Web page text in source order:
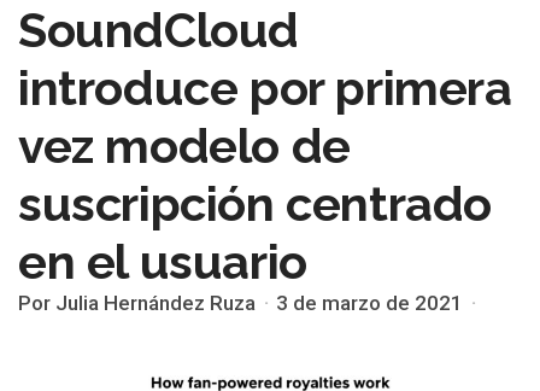
SoundCloud
introduce por primera
vez modelo de
suscripción centrado
en el usuario
Por Julia Hernández Ruza 3 de marzo de 2021